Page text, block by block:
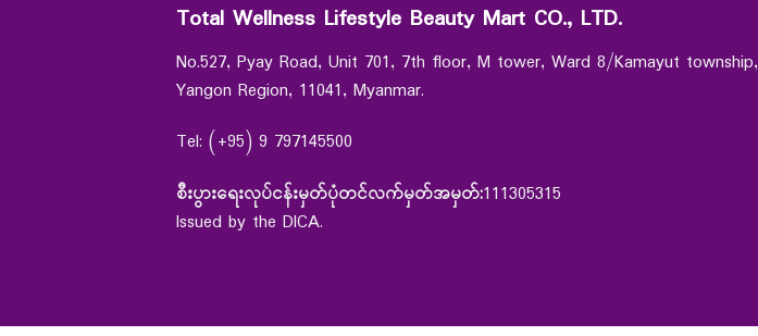
Total Wellness Lifestyle Beauty Mart CO., LTD.
No.527, Pyay Road, Unit 701, 7th floor, M tower, Ward 8/Kamayut township,
Yangon Region, 11041, Myanmar.
Tel: (+95) 9 797145500
စီးပွားရေးလုပ်ငန်းမှတ်ပုံတင်လက်မှတ်အမှတ်:111305315
Issued by the DICA.